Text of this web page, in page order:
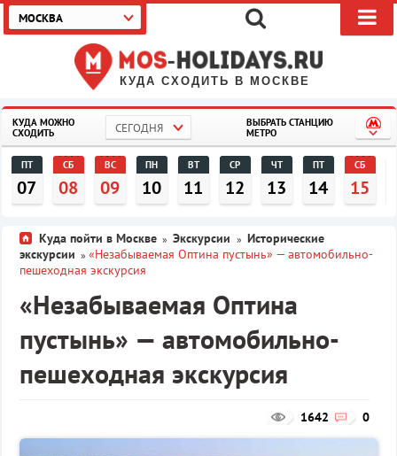
КУДА СХОДИТЬ В МОСКВЕ
МОСКВА
КУДА МОЖНО
СХОДИТЬ
СЕГОДНЯ
ВЫБРАТЬ СТАНЦИЮ
МЕТРО
ПТ
07
СБ
08
ВС
09
ПН
10
ВТ
11
СР
12
ЧТ
13
ПТ
14
СБ
15
Куда пойти в Москве » Экскурсии » Исторические
экскурсии » «Незабываемая Оптина пустынь» — автомобильно-
пешеходная экскурсия
«Незабываемая Оптина
пустынь» — автомобильно-
пешеходная экскурсия
0
1642